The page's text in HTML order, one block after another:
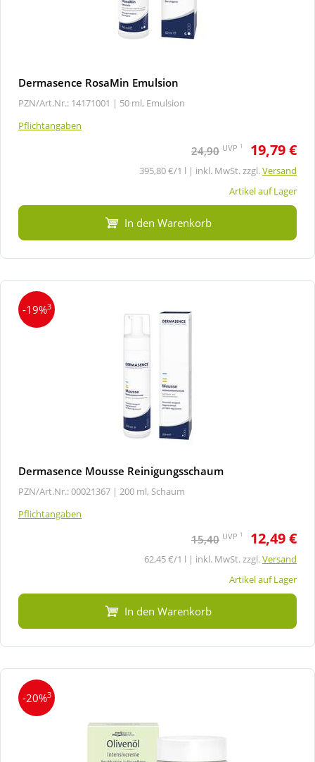
Dermasence RosaMin Emulsion
PZN/Art.Nr.: 14171001 | 50 ml, Emulsion
Pflichtangaben
24,90 UVP 1 19,79 €
395,80 €/1 l | inkl. MwSt. zzgl.Versand
Artikel auf Lager
In den Warenkorb
-19%3
Dermasence Mousse Reinigungsschaum
PZN/Art.Nr.: 00021367 | 200 ml, Schaum
Pflichtangaben
15,40 UVP 1 12,49 €
62,45 €/1 l | inkl. MwSt. zzgl.Versand
Artikel auf Lager
In den Warenkorb
-20%3